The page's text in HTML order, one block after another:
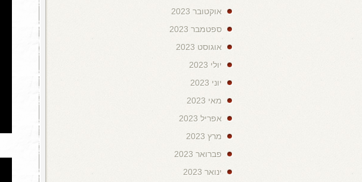
אוקטובר 2023
ספטמבר 2023
אוגוסט 2023
יולי 2023
יוני 2023
מאי 2023
אפריל 2023
מרץ 2023
פברואר 2023
ינואר 2023